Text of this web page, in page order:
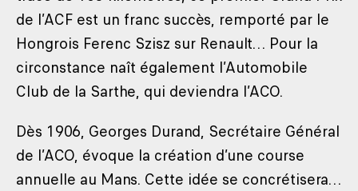
de l’ACF est un franc succès, remporté par le
Hongrois Ferenc Szisz sur Renault… Pour la
circonstance naît également l’Automobile
Club de la Sarthe, qui deviendra l’ACO.
Dès 1906, Georges Durand, Secrétaire Général
de l’ACO, évoque la création d’une course
annuelle au Mans. Cette idée se concrétisera…